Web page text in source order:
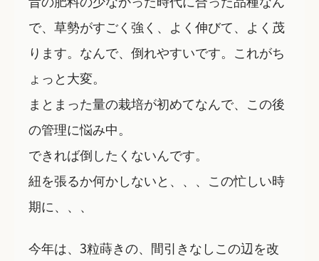
で、草勢がすごく強く、よく伸びて、よく茂
ります。なんで、倒れやすいです。これがち
ょっと大変。
まとまった量の栽培が初めてなんで、この後
の管理に悩み中。
できれば倒したくないんです。
紐を張るか何かしないと、、、この忙しい時
期に、、、
今年は、3粒蒔きの、間引きなしこの辺を改